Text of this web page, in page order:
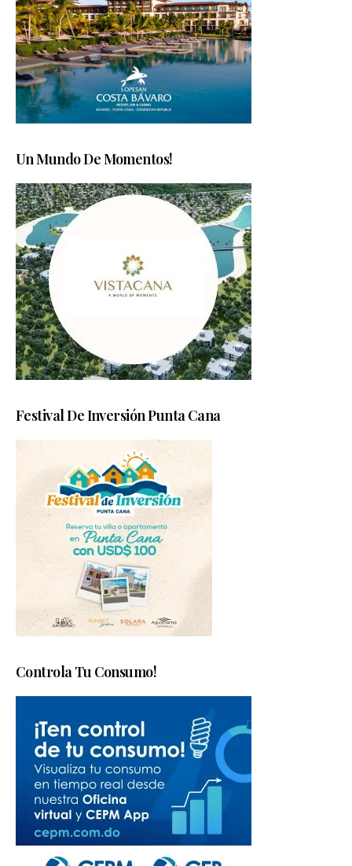
Un Mundo De Momentos!
Festival De Inversión Punta Cana
Controla Tu Consumo!